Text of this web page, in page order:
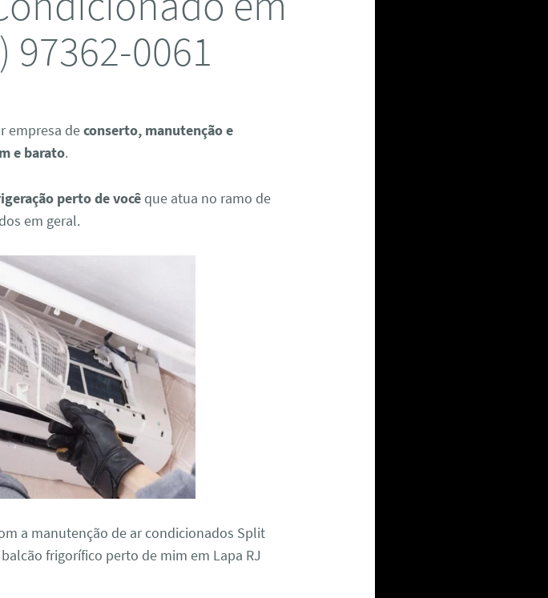
97362-0061
empresa deconserto, manutenção e
e barato.
perto de você que atua no ramo de
em geral.
a manutenção de ar condicionados Split
frigorífico perto de mim em Lapa RJ